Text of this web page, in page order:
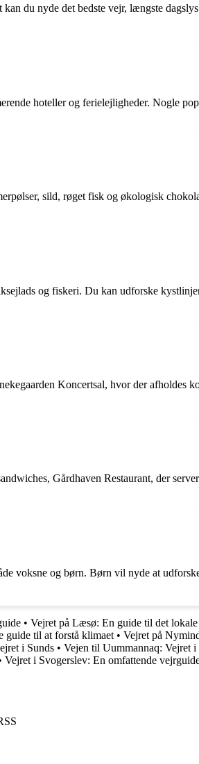
du nyde det bedste vejr, længste
hoteller og ferielejligheder. Nogle
sild, røget fisk og økologisk
og fiskeri. Du kan udforske
Koncertsal, hvor der afholdes
Gårdhaven Restaurant, der
voksne og børn. Børn vil nyde at
• Vejret på Læsø: En guide til det
guide til at forstå klimaet • Vejret på
i Sunds • Vejen til Uummannaq: Vejret i
Vejret i Svogerslev: En omfattende